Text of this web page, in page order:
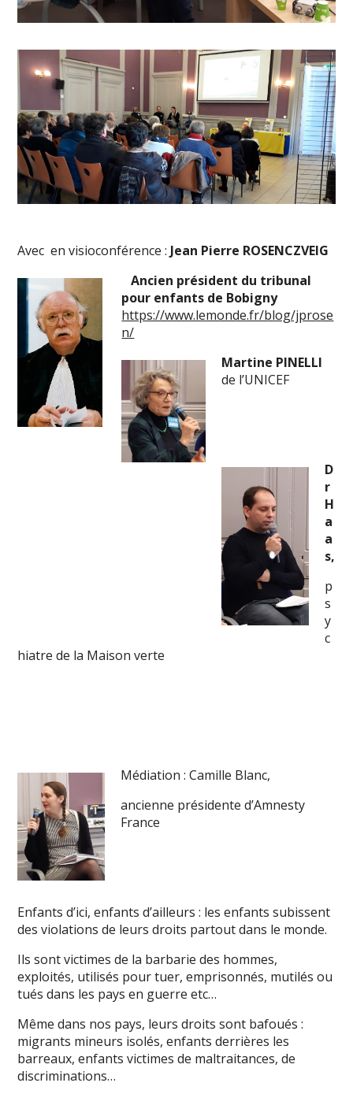
Avec en visioconférence : Jean Pierre ROSENCZVEIG
Ancien président du tribunal
pour enfants de Bobigny
https://www.lemonde.fr/blog/jprose
n/
Martine PINELLI
de l’UNICEF
D
r
H
a
a
s,
p
s
y
c
hiatre de la Maison verte
Médiation : Camille Blanc,
ancienne présidente d’Amnesty
France
Enfants d’ici, enfants d’ailleurs : les enfants subissent
des violations de leurs droits partout dans le monde.
Ils sont victimes de la barbarie des hommes,
exploités, utilisés pour tuer, emprisonnés, mutilés ou
tués dans les pays en guerre etc…
Même dans nos pays, leurs droits sont bafoués :
migrants mineurs isolés, enfants derrières les
barreaux, enfants victimes de maltraitances, de
discriminations…